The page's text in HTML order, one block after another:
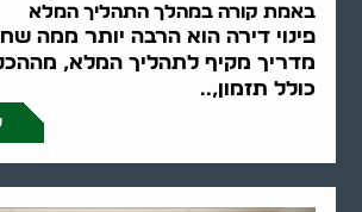
באמת קורה במהלך התהליך המלא
פינוי דירה הוא הרבה יותר ממה
מדריך מקיף לתהליך המלא,
כולל תזמון,..